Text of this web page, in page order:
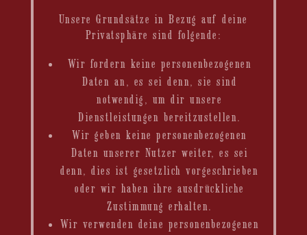
Unsere Grundsätze in Bezug auf deine
Privatsphäre sind folgende:
Wir fordern keine personenbezogenen
Daten an, es sei denn, sie sind
notwendig, um dir unsere
Dienstleistungen bereitzustellen.
Wir geben keine personenbezogenen
Daten unserer Nutzer weiter, es sei
denn, dies ist gesetzlich vorgeschrieben
oder wir haben ihre ausdrückliche
Zustimmung erhalten.
Wir verwenden deine personenbezogenen